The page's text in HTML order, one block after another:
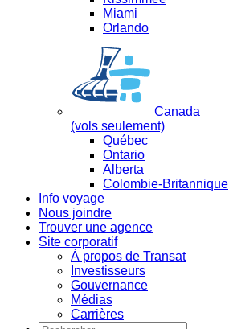
Miami
Orlando
Canada
(vols seulement)
Québec
Ontario
Alberta
Colombie-Britannique
Info voyage
Nous joindre
Trouver une agence
Site corporatif
À propos de Transat
Investisseurs
Gouvernance
Médias
Carrières